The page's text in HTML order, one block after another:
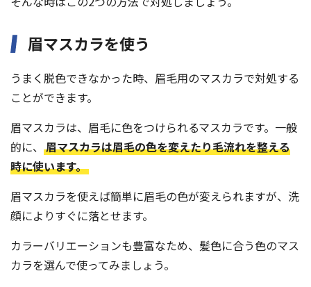
眉マスカラを使う
うまく脱色できなかった時、眉毛用のマスカラで対処する
ことができます。
眉マスカラは、眉毛に色をつけられるマスカラです。一般
的に、 眉マスカラは眉毛の色を変えたり毛流れを整える
時に使います。
眉マスカラを使えば簡単に眉毛の色が変えられますが、洗
顔によりすぐに落とせます。
カラーバリエーションも豊富なため、髪色に合う色のマス
カラを選んで使ってみましょう。